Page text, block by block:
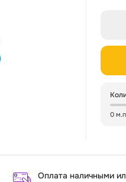
0
Оплата наличными